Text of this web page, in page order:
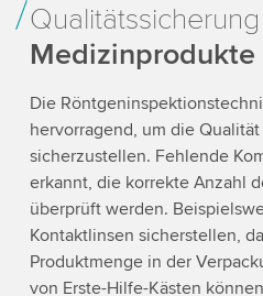
Medizinprodukte
Die
hervorragend, um die
sicherzustellen. Fehlende
erkannt, die korrekte Anzahl
überprüft werden.
Kontaktlinsen sicherstellen,
Produktmenge in der
von Erste-Hilfe-Kästen